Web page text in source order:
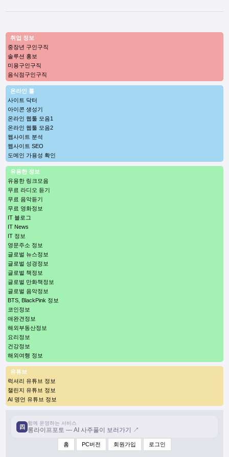
취업 정보
중장년 구인구직
솔루션 홍보
미용구인구직
음식점구인구직
온라인 툴
사이트 닥터
아이콘 생성기
온라인 웹툴 모음1
온라인 웹툴 모음2
웹사이트 분석
웹사이트 SEO
도메인 가용성 확인
유용한 정보
유용한 링크모음
무료 라디오 듣기
무료 음악듣기
무료 영화정보
IT 블로그
IT News
IT 정보
영문주소 정보
글로벌 뉴스정보
글로벌 성경정보
글로벌 책정보
글로벌 만화책정보
글로벌 음악정보
BTS, BlackPink 정보
코인정보
애완견정보
해외부동산정보
요리정보
건강정보
해외여행 정보
유튜브
럭셔리 유튜브 정보
챌린지 유튜브 정보
AI 명언 유튜브 정보
四
함께 운영하는 서비스
롱라이프포토 — AI 사주풀이 보러가기 ↗
홈 PC버전 회원가입 로그인